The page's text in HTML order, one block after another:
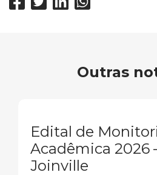
Outras
Edital de
Acadêmica 2026
Joinville